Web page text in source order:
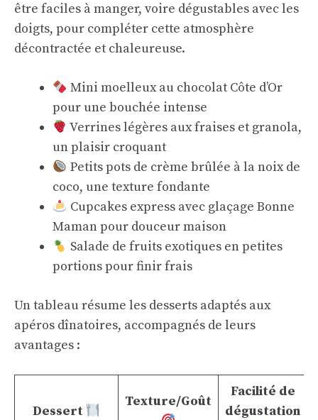
être faciles à manger, voire dégustables avec les
doigts, pour compléter cette atmosphère
décontractée et chaleureuse.
Mini moelleux au chocolat Côte d’Or
pour une bouchée intense
Verrines légères aux fraises et granola,
un plaisir croquant
Petits pots de crème brûlée à la noix de
coco, une texture fondante
Cupcakes express avec glaçage Bonne
Maman pour douceur maison
Salade de fruits exotiques en petites
portions pour finir frais
Un tableau résume les desserts adaptés aux
apéros dînatoires, accompagnés de leurs
avantages :
Dessert
Texture/Goût
Facilité de
dégustation